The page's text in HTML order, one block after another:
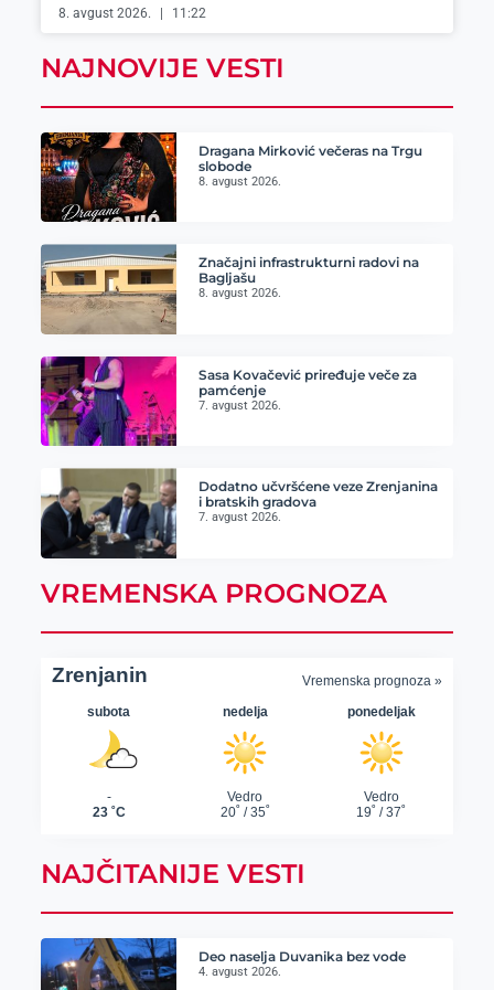
8. avgust 2026. 11:22
NAJNOVIJE VESTI
Dragana Mirković večeras na Trgu
slobode
8. avgust 2026.
Značajni infrastrukturni radovi na
Bagljašu
8. avgust 2026.
Sasa Kovačević priređuje veče za
pamćenje
7. avgust 2026.
Dodatno učvršćene veze Zrenjanina
i bratskih gradova
7. avgust 2026.
VREMENSKA PROGNOZA
NAJČITANIJE VESTI
Deo naselja Duvanika bez vode
4. avgust 2026.